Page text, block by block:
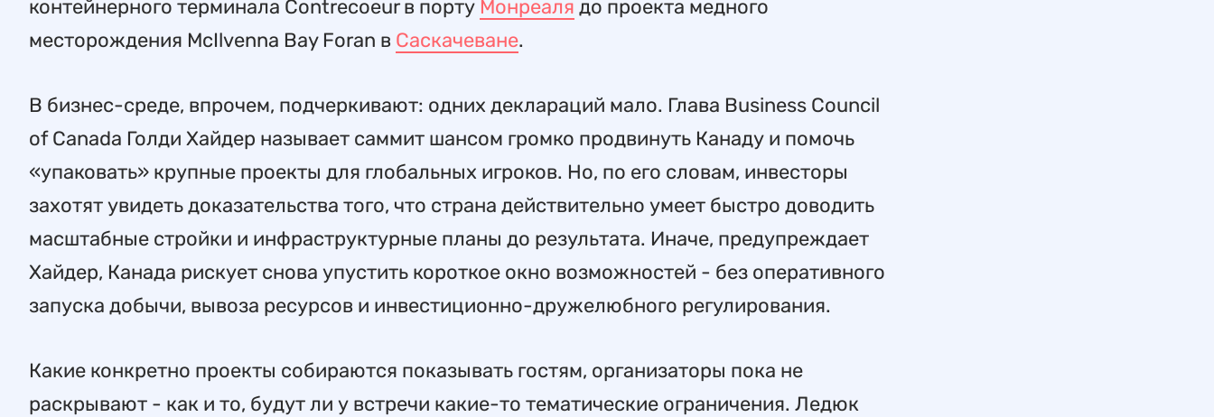
контейнерного терминала Contrecoeur в порту Монреаля до проекта медного
месторождения McIlvenna Bay Foran в Саскачеване.
В бизнес-среде, впрочем, подчеркивают: одних деклараций мало. Глава Business Council
of Canada Голди Хайдер называет саммит шансом громко продвинуть Канаду и помочь
«упаковать» крупные проекты для глобальных игроков. Но, по его словам, инвесторы
захотят увидеть доказательства того, что страна действительно умеет быстро доводить
масштабные стройки и инфраструктурные планы до результата. Иначе, предупреждает
Хайдер, Канада рискует снова упустить короткое окно возможностей - без оперативного
запуска добычи, вывоза ресурсов и инвестиционно-дружелюбного регулирования.
Какие конкретно проекты собираются показывать гостям, организаторы пока не
раскрывают - как и то, будут ли у встречи какие-то тематические ограничения. Ледюк